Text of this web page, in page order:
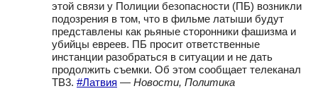
этой связи у Полиции безопасности (ПБ) возникли
подозрения в том, что в фильме латыши будут
представлены как рьяные сторонники фашизма и
убийцы евреев. ПБ просит ответственные
инстанции разобраться в ситуации и не дать
продолжить съемки. Об этом сообщает телеканал
ТВ3. #Латвия — Новости, Политика